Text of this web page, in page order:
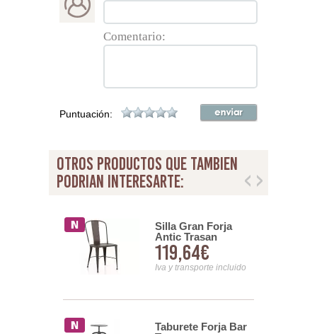
Comentario:
Puntuación:
otros productos que tambien
podrian interesarte:
Silla Gran Forja
Antic Trasan
119,64€
Iva y transporte incluido
Taburete Forja Bar